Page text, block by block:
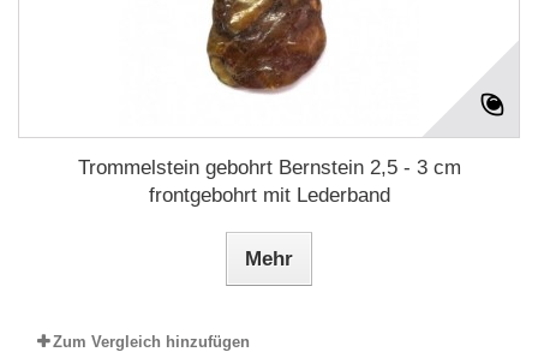
Trommelstein gebohrt Bernstein 2,5 - 3 cm
frontgebohrt mit Lederband
Mehr
Zum Vergleich hinzufügen